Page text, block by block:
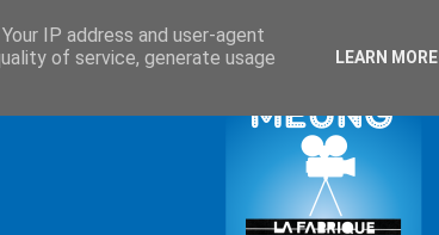
IP address and user-agent
of service, generate usage
LEARN MORE